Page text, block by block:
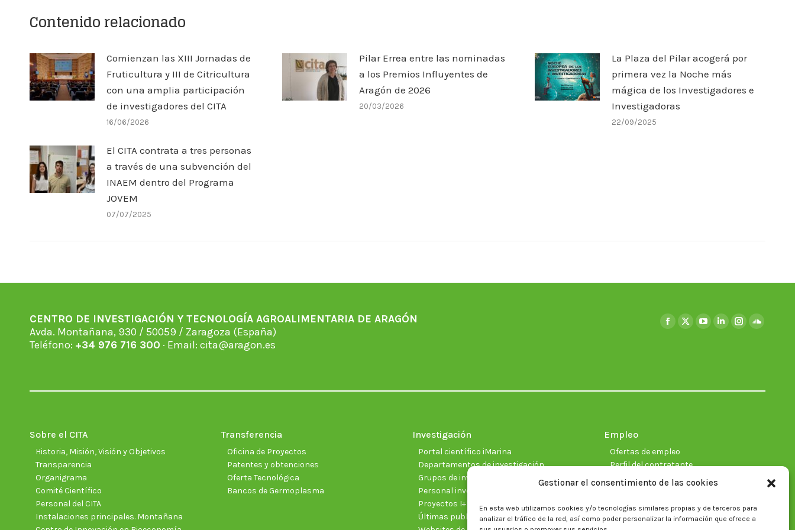
Gestionar el consentimiento de las cookies
En esta web utilizamos cookies y/o tecnologías similares propias y de terceros para
analizar el tráfico de la red, así como poder personalizar la información que ofrece a
Contenido relacionado
Comienzan las XIII Jornadas de
Fruticultura y III de Citricultura
con una amplia participación
de investigadores del CITA
16/06/2026
Pilar Errea entre las nominadas
a los Premios Influyentes de
Aragón de 2026
20/03/2026
La Plaza del Pilar acogerá por
primera vez la Noche más
mágica de los Investigadores e
Investigadoras
22/09/2025
El CITA contrata a tres personas
a través de una subvención del
INAEM dentro del Programa
JOVEM
07/07/2025
CENTRO DE INVESTIGACIÓN Y TECNOLOGÍA AGROALIMENTARIA DE ARAGÓN
Avda. Montañana, 930 / 50059 / Zaragoza (España)
Teléfono: +34 976 716 300 · Email: cita@aragon.es
Facebook
new
X
new
YouTube
new
Linkedin
new
Instagram
new new
Sobre el CITA
Historia, Misión, Visión y Objetivos
Transparencia
Organigrama
Comité Científico
Personal del CITA
Instalaciones principales. Montañana
Transferencia
Oficina de Proyectos
Patentes y obtenciones
Oferta Tecnológica
Bancos de Germoplasma
Investigación
Portal científico iMarina
Departamentos de investigación
Grupos de investigación
Personal investigador
Proyectos I+D+I vigentes
Últimas publicaciones científicas
Empleo
Ofertas de empleo
Perfil del contratante